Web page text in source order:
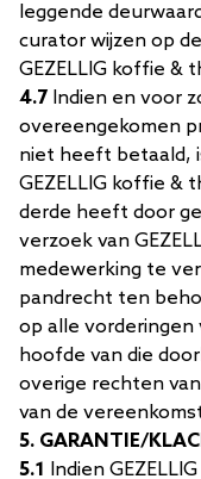
leggende
curator wijzen op
GEZELLIG koffie &
4.7 Indien en voor
overeengekomen
niet heeft betaald,
GEZELLIG koffie &
derde heeft door
verzoek van
medewerking te
pandrecht ten
op alle vorderingen
hoofde van die
overige rechten
van de
5. GARANTIE/
5.1 Indien